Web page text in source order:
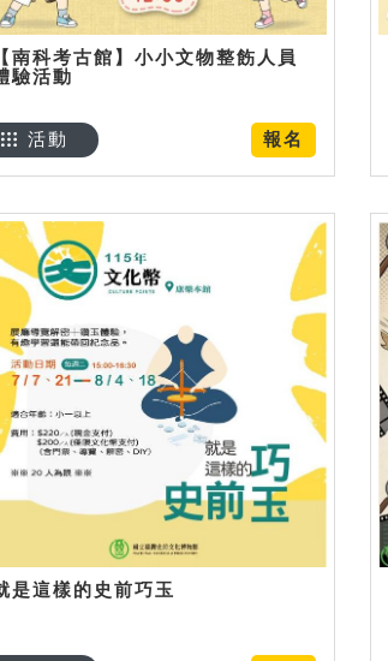
【南科考古館】小小文物整飭人員
驗活動
報名
活動
是這樣的史前巧玉